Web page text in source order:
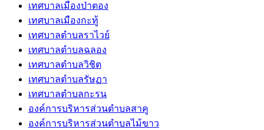
เทศบาลเมืองป่าตอง
เทศบาลเมืองกะทู้
เทศบาลตำบลราไวย์
เทศบาลตำบลฉลอง
เทศบาลตำบลวิชิต
เทศบาลตำบลรัษฏา
เทศบาลตำบลกะรน
องค์การบริหารส่วนตำบลสาคู
องค์การบริหารส่วนตำบลไม้ขาว